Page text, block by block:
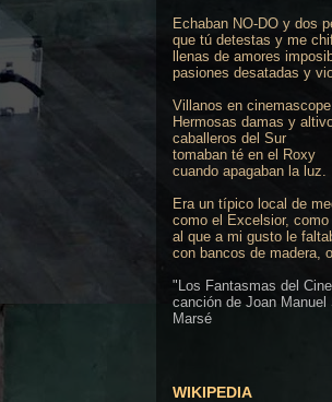
Echaban NO-DO y dos
que tú detestas y me
llenas de amores
pasiones desatadas y
Villanos en cinemascope.
Hermosas damas y
caballeros del Sur
tomaban té en el Roxy
cuando apagaban la luz.
Era un típico local de
como el Excelsior, como
al que a mi gusto le
con bancos de madera,
"Los Fantasmas del
canción de Joan
Marsé
WIKIPEDIA